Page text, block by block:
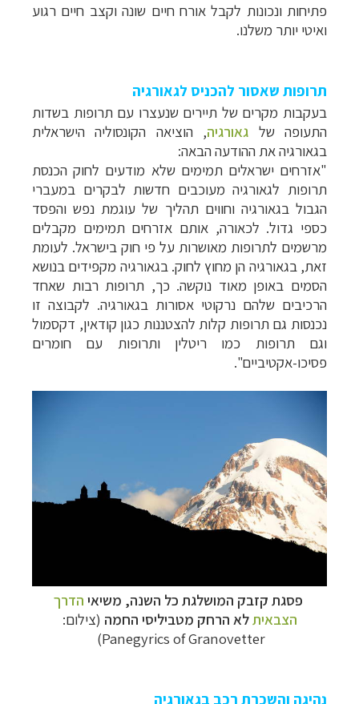
פתיחות ונכונות לקבל אורח חיים שונה וקצב חיים רגוע
ואיטי יותר משלנו.
תרופות שאסור להכניס לגאורגיה
בעקבות מקרים של תיירים שנעצרו עם תרופות בשדות
התעופה של גאורגיה, הוציאה הקונסוליה הישראלית
בגאורגיה את ההודעה הבאה:
"אזרחים ישראלים תמימים שלא מודעים לחוק הכנסת
תרופות לגאורגיה מעוכבים חדשות לבקרים במעברי
הגבול בגאורגיה וחווים תהליך של עוגמת נפש והפסד
כספי גדול. לכאורה, אותם אזרחים תמימים מקבלים
מרשמים לתרופות מאושרות על פי חוק בישראל. לעומת
זאת, בגאורגיה הן מחוץ לחוק. בגאורגיה מקפידים בנושא
הסמים באופן מאוד נוקשה. כך, תרופות רבות שאחד
הרכיבים שלהם נרקוטי אסורות בגאורגיה. לקבוצה זו
נכנסות גם תרופות קלות להצטננות כגון קודאין, דקסמול
וגם תרופות כמו ריטלין ותרופות עם חומרים
פסיכו-אקטיביים".
פסגת קזבק המושלגת כל השנה, משיאי הדרך
הצבאית לא הרחק מטביליסי החמה (צילום:
Panegyrics of Granovetter)
נהיגה והשכרת רכב בגאורגיה